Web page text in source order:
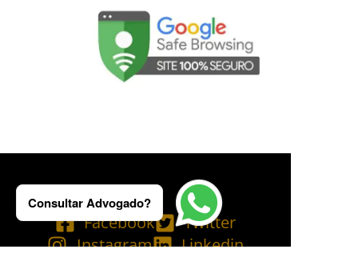
Facebook
Twitter
Instagram
Linkedin
Consultar Advogado?